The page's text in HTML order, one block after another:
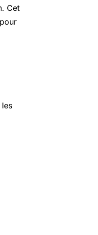
Cet